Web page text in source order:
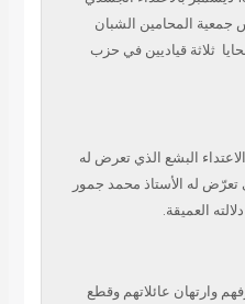
جمعية المحامين الشبان
ثلاثة قياديين في حزب
البشع الذي تعرض له
بالاعتداء الذي تعرّض له الأستاذ محمد جمور
العميقة.
وارتهان عائلاتهم وقطع